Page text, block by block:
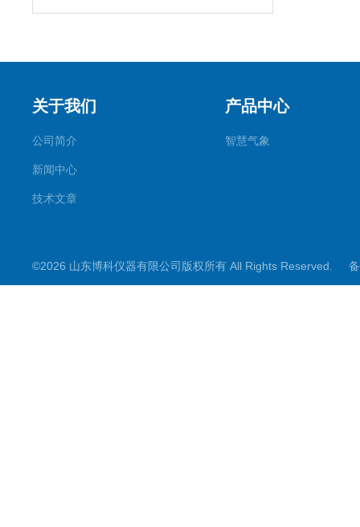
关于我们
公司简介
新闻中心
技术文章
产品中心
智慧气象
©2026 山东博科仪器有限公司版权所有 All Rights Reserved.